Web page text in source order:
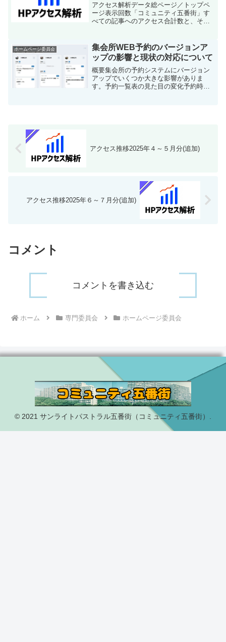
アクセス解析データ総ページ／トップペ
ージ表示回数「コミュニティ五番街」す
べての記事へのアクセス合計数と、その
用している「ユーザー」の合計数となり
ます。【ユーザー数】≒【...
ホームページ委員会
集会所WEB予約のバージョンア
ップの影響と現状の対応について
概要集会所の予約システムにバージョン
アップでいくつか大きな影響がありま
す。予約一覧表の見た目の変化予約時の
アクセス推移2025年４～５月分(追加)
アクセス推移2025年６～７月分(追加)
コメント
コメントを書き込む
ホーム 専門委員会 ホームページ委員会
© 2021 サンライトパストラル五番街（コミュニティ五番街）.